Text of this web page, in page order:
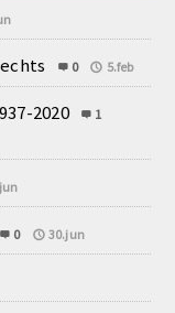
0 5.feb
2020
1
0 30.jun